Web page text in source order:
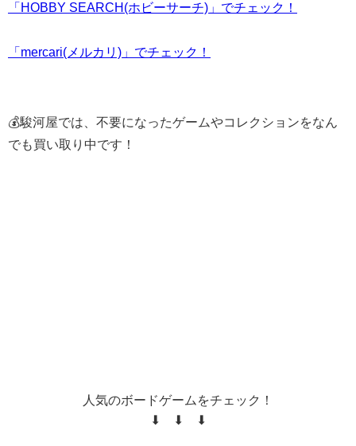
「HOBBY SEARCH(ホビーサーチ)」でチェック！
「mercari(メルカリ)」でチェック！
💰駿河屋では、不要になったゲームやコレクションをなん
でも買い取り中です！
人気のボードゲームをチェック！
⬇ ⬇ ⬇